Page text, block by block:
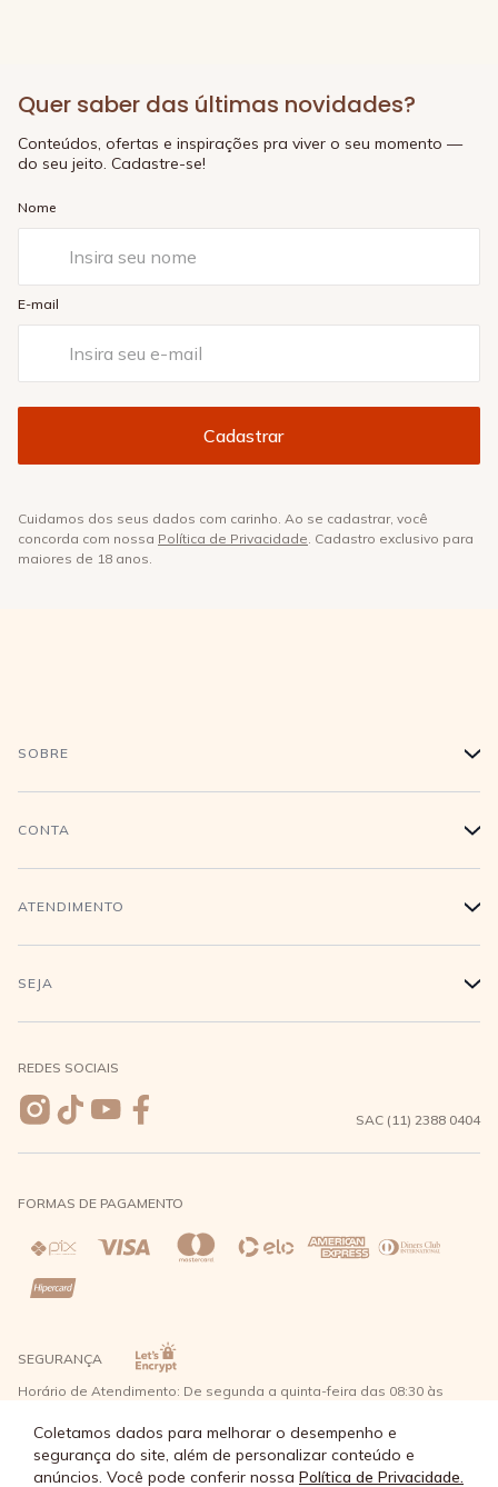
Coletamos dados para melhorar o desempenho e
segurança do site, além de personalizar conteúdo e
anúncios. Você pode conferir nossa Política de Privacidade.
Quer saber das últimas novidades?
Conteúdos, ofertas e inspirações pra viver o seu momento —
do seu jeito. Cadastre-se!
Nome
E-mail
Cuidamos dos seus dados com carinho. Ao se cadastrar, você
concorda com nossa Política de Privacidade. Cadastro exclusivo para
maiores de 18 anos.
SOBRE +
História
Conecte-se
CONTA +
Login
Meus pedidos
Wishlist
ATENDIMENTO +
Compra Segura
Entrega e Frete
Trocas e Devoluções
Direito de Arrependimento
Política de Privacidade
SEJA +
REDES SOCIAIS
SAC (11) 2388 0404
FORMAS DE PAGAMENTO
SEGURANÇA
Horário de Atendimento: De segunda a quinta-feira das 08:30 às
nível 2 - Bairro Capuava Mauá - São Paulo, CEP: 09380-115 - Água
Doce Comércio de Roupas e Acessórios Ltda - CNPJ: 57.484.768/0064-